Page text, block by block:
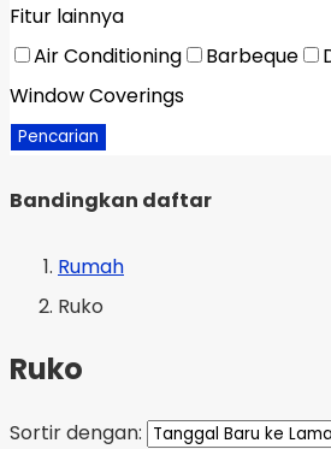
Fitur lainnya
Air Conditioning
Barbeque
Window Coverings
Pencarian
Bandingkan daftar
Rumah
Ruko
Ruko
Sortir dengan: